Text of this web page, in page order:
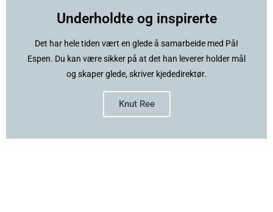
Underholdte og inspirerte
Det har hele tiden vært en glede å samarbeide med PåI
Espen. Du kan være sikker på at det han leverer holder mål
og skaper glede, skriver kjededirektør.
Knut Ree